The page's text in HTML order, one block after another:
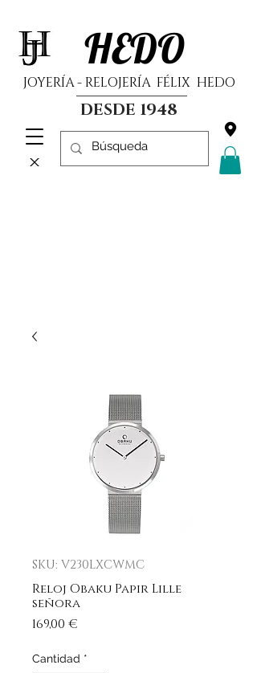
HEDO
JOYERÍA - RELOJERÍA FÉLIX HEDO
DESDE 1948
SKU: V230LXCWMC
Reloj Obaku Papir Lille
señora
169,00 €
Cantidad *